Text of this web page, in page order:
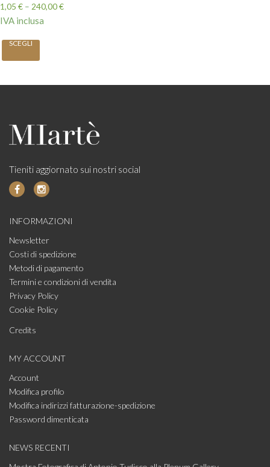
1,05 € – 240,00€
IVA inclusa
SCEGLI
Tieniti aggiornato sui nostri social
INFORMAZIONI
Newsletter
Costi di spedizione
Metodi di pagamento
Termini e condizioni di vendita
Privacy Policy
Cookie Policy
Credits
MY ACCOUNT
Account
Modifica profilo
Modifica indirizzi fatturazione-spedizione
Password dimenticata
NEWS RECENTI